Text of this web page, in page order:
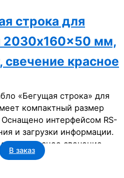
строка для
2030x160x50 мм,
свечение красное
«Бегущая строка» для
компактный размер
интерфейсом RS-
и загрузки информации.
красное свечение.
отображения текстовых и
В заказ